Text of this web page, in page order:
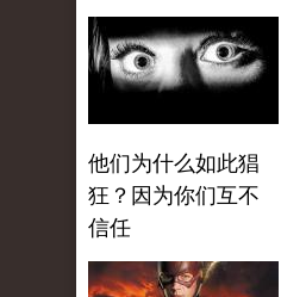
他们为什么如此猖
狂？因为你们互不
信任